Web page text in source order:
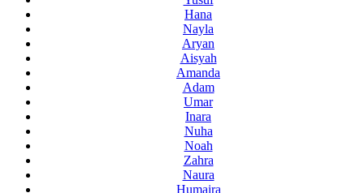
Hana
Nayla
Aryan
Aisyah
Amanda
Adam
Umar
Inara
Nuha
Noah
Zahra
Naura
Humaira